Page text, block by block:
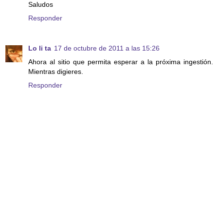
Saludos
Responder
Lo li ta 17 de octubre de 2011 a las 15:26
Ahora al sitio que permita esperar a la próxima ingestión.
Mientras digieres.
Responder